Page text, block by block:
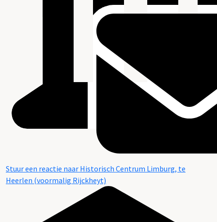
Stuur een reactie naar Historisch Centrum Limburg, te
Heerlen (voormalig Rijckheyt)